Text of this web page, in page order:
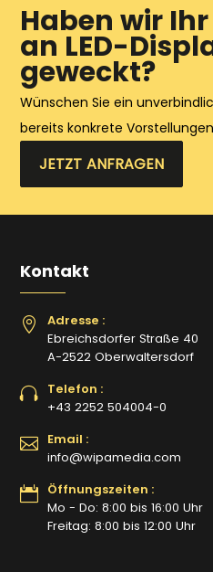
Haben wir
an LED-
geweckt?
Wünschen Sie ein
bereits konkrete
JETZT ANFRAGEN
Kontakt
Adresse :
Ebreichsdorfer Straße 40
A-2522 Oberwaltersdorf
Telefon :
+43 2252 504004-0
Email :
info@wipamedia.com
Öffnungszeiten :
Mo - Do: 8:00 bis 16:00 Uhr
Freitag: 8:00 bis 12:00 Uhr